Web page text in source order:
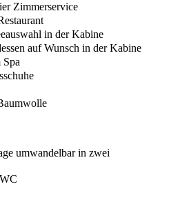
Zimmerservice
in der Kabine
auf Wunsch in der Kabine
Spa
umwandelbar in zwei